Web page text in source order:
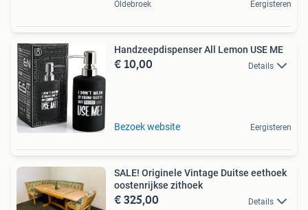
Oldebroek Eergisteren
Handzeepdispenser All Lemon USE ME
€ 10,00 Details
Bezoek website Eergisteren
SALE! Originele Vintage Duitse eethoek
oostenrijkse zithoek
€ 325,00 Details